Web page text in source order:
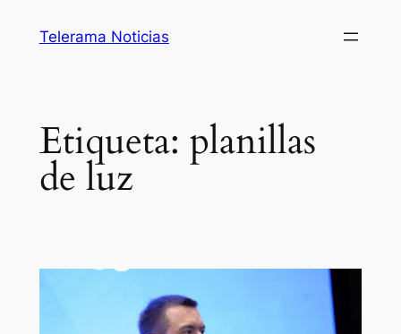
Telerama Noticias
Etiqueta: planillas
de luz